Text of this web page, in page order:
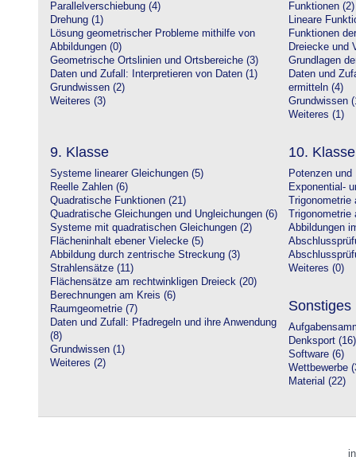
Parallelverschiebung (4)
Drehung (1)
Lösung geometrischer Probleme mithilfe von
Abbildungen (0)
Geometrische Ortslinien und Ortsbereiche (3)
Daten und Zufall: Interpretieren von Daten (1)
Grundwissen (2)
Weiteres (3)
Funktionen (2)
Lineare
Funktionen
Dreiecke und
Grundlagen
Daten und
ermitteln (4)
Grundwissen
Weiteres (1)
9. Klasse
Systeme linearer Gleichungen (5)
Reelle Zahlen (6)
Quadratische Funktionen (21)
Quadratische Gleichungen und Ungleichungen (6)
Systeme mit quadratischen Gleichungen (2)
Flächeninhalt ebener Vielecke (5)
Abbildung durch zentrische Streckung (3)
Strahlensätze (11)
Flächensätze am rechtwinkligen Dreieck (20)
Berechnungen am Kreis (6)
Raumgeometrie (7)
Daten und Zufall: Pfadregeln und ihre Anwendung
(8)
Grundwissen (1)
Weiteres (2)
10. Klasse
Potenzen
Exponential-
Abbildungen
Weiteres (0)
Sonstiges
Denksport (16)
Software (6)
Wettbewerbe
Material (22)